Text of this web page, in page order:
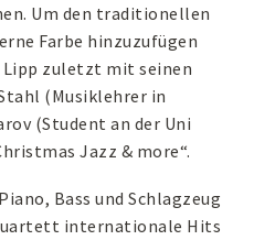
Um den traditionellen
Farbe hinzuzufügen
Lipp zuletzt mit seinen
(Musiklehrer in
(Student an der Uni
Jazz & more“.
Bass und Schlagzeug
internationale Hits